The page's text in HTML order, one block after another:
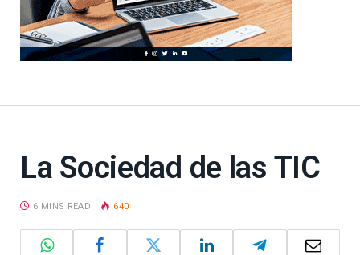
La Sociedad de las TIC
6 MINS READ 640